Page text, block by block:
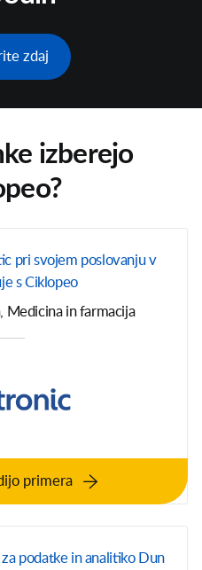
zdaj
izberejo
pri svojem poslovanju v
s Ciklopeo
Medicina in farmacija
primera
podatke in analitiko Dun